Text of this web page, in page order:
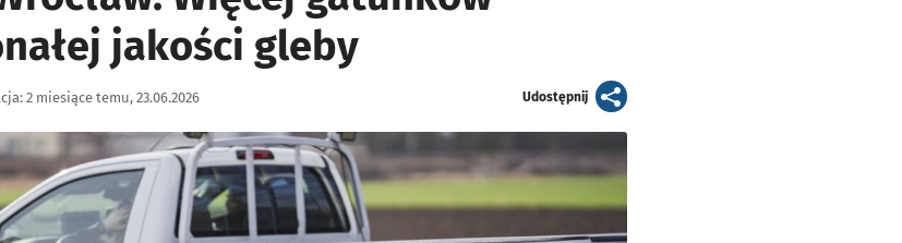
jakości gleby
2 miesiące temu, 23.06.2026 Udostępnijartykuł